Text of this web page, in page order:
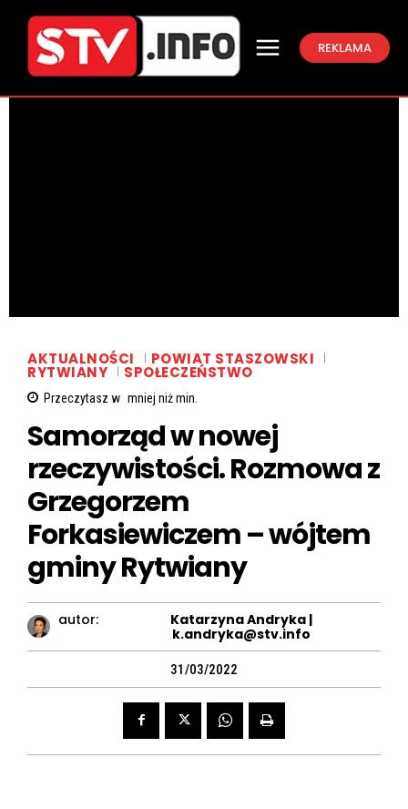
REKLAMA
AKTUALNOŚCI POWIAT STASZOWSKI
RYTWIANY SPOŁECZEŃSTWO
Przeczytasz w mniej niżmin.
Samorząd w nowej
rzeczywistości. Rozmowa z
Grzegorzem
Forkasiewiczem – wójtem
gminy Rytwiany
autor:
Katarzyna Andryka |
k.andryka@stv.info
31/03/2022